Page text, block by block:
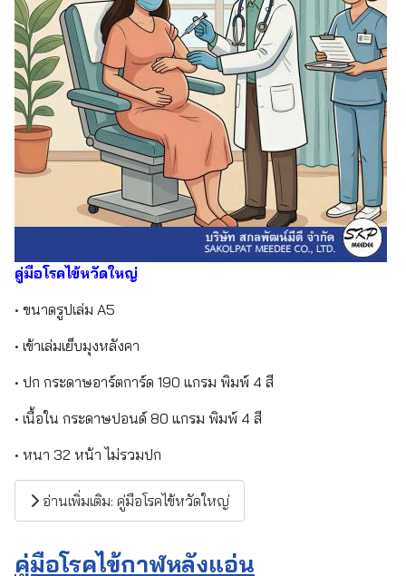
คู่มือโรคไข้หวัดใหญ่
• ขนาดรูปเล่ม A5
• เข้าเล่มเย็บมุงหลังคา
• ปก กระดาษอาร์ตการ์ด 190 แกรม พิมพ์ 4 สี
• เนื้อใน กระดาษปอนด์ 80 แกรม พิมพ์ 4 สี
• หนา 32 หน้า ไม่รวมปก
อ่านเพิ่มเติม: คู่มือโรคไข้หวัดใหญ่
คู่มือโรคไข้กาฬหลังแอ่น